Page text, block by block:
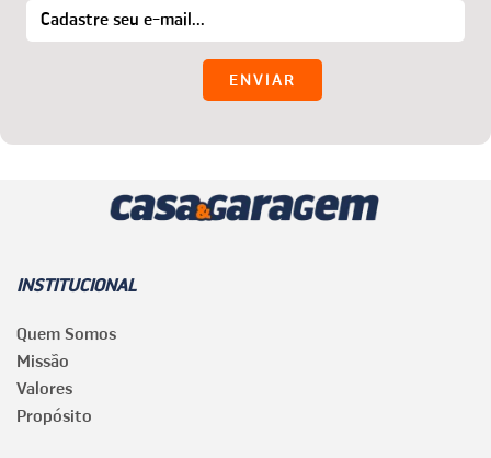
INSTITUCIONAL
Quem Somos
Missão
Valores
Propósito